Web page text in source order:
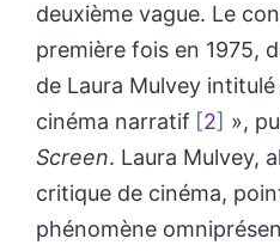
deuxième vague. Le
première fois en 1975,
de Laura Mulvey
cinéma narratif
2
»,
Screen. Laura Mulvey,
critique de cinéma,
phénomène